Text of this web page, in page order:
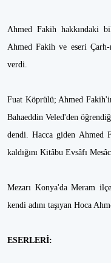
Ahmed Fakih hakkındaki
Ahmed Fakih ve eseri
verdi.
Fuat Köprülü; Ahmed
Bahaeddin Veled'den
dendi. Hacca giden Ahmed
kaldığını Kitâbu Evsâfı
Mezarı Konya'da Meram
kendi adını taşıyan Hoca
ESERLERİ: